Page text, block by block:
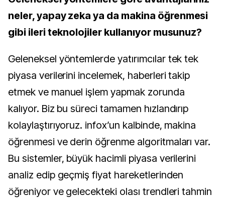
neler, yapay zeka ya da makina öğrenmesi
gibi ileri teknolojiler kullanıyor musunuz?
Geleneksel yöntemlerde yatırımcılar tek tek
piyasa verilerini incelemek, haberleri takip
etmek ve manuel işlem yapmak zorunda
kalıyor. Biz bu süreci tamamen hızlandırıp
kolaylaştırıyoruz. infox’un kalbinde, makina
öğrenmesi ve derin öğrenme algoritmaları var.
Bu sistemler, büyük hacimli piyasa verilerini
analiz edip geçmiş fiyat hareketlerinden
öğreniyor ve gelecekteki olası trendleri tahmin